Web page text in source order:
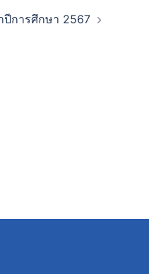
ปีการศึกษา 2567